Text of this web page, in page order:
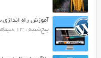
آموزش راه
پنج‌شنبه ، 13 سپتامبر